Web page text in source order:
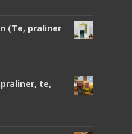
(Te, praliner
te,